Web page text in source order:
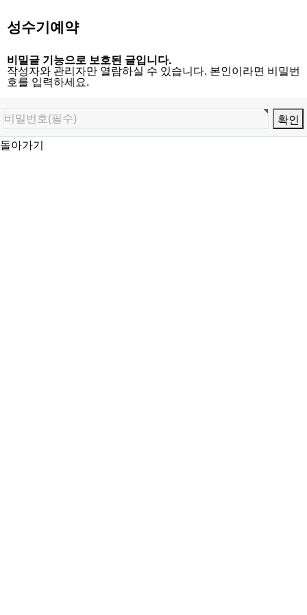
성수기예약
비밀글 기능으로 보호된 글입니다.
작성자와 관리자만 열람하실 수 있습니다. 본인이라면 비밀번
호를 입력하세요.
돌아가기